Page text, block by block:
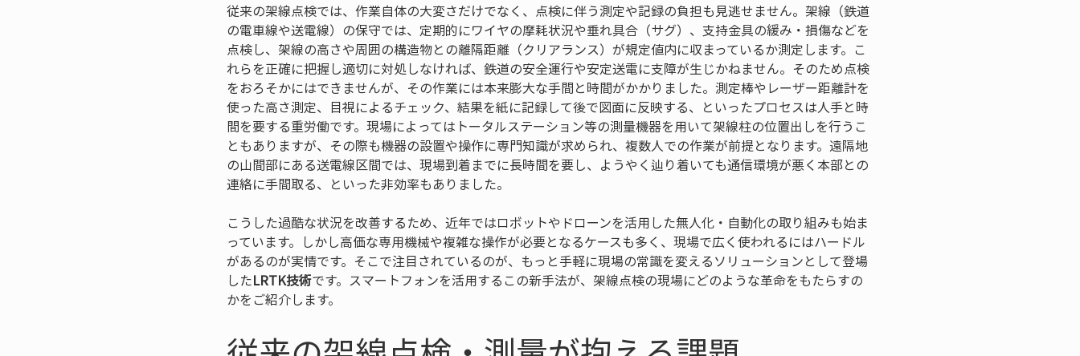
従来の架線点検では、作業自体の大変さだけでなく、点検に伴う測定や記録の負担も見逃せません。架線（鉄道
の電車線や送電線）の保守では、定期的にワイヤの摩耗状況や垂れ具合（サグ）、支持金具の緩み・損傷などを
点検し、架線の高さや周囲の構造物との離隔距離（クリアランス）が規定値内に収まっているか測定します。こ
れらを正確に把握し適切に対処しなければ、鉄道の安全運行や安定送電に支障が生じかねません。そのため点検
をおろそかにはできませんが、その作業には本来膨大な手間と時間がかかりました。測定棒やレーザー距離計を
使った高さ測定、目視によるチェック、結果を紙に記録して後で図面に反映する、といったプロセスは人手と時
間を要する重労働です。現場によってはトータルステーション等の測量機器を用いて架線柱の位置出しを行うこ
ともありますが、その際も機器の設置や操作に専門知識が求められ、複数人での作業が前提となります。遠隔地
の山間部にある送電線区間では、現場到着までに長時間を要し、ようやく辿り着いても通信環境が悪く本部との
連絡に手間取る、といった非効率もありました。
こうした過酷な状況を改善するため、近年ではロボットやドローンを活用した無人化・自動化の取り組みも始ま
っています。しかし高価な専用機械や複雑な操作が必要となるケースも多く、現場で広く使われるにはハードル
があるのが実情です。そこで注目されているのが、もっと手軽に現場の常識を変えるソリューションとして登場
したLRTK技術です。スマートフォンを活用するこの新手法が、架線点検の現場にどのような革命をもたらすの
かをご紹介します。